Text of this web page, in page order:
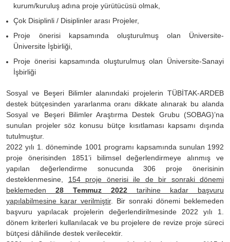
kurum/kuruluş adına proje yürütücüsü olmak,
Çok Disiplinli / Disiplinler arası Projeler,
Proje önerisi kapsamında oluşturulmuş olan Üniversite-
Üniversite İşbirliği,
Proje önerisi kapsamında oluşturulmuş olan Üniversite-Sanayi
İşbirliği
Sosyal ve Beşeri Bilimler alanındaki projelerin TÜBİTAK-ARDEB
destek bütçesinden yararlanma oranı dikkate alınarak bu alanda
Sosyal ve Beşeri Bilimler Araştırma Destek Grubu (SOBAG)’na
sunulan projeler söz konusu bütçe kısıtlaması kapsamı dışında
tutulmuştur.
2022 yılı 1. döneminde 1001 programı kapsamında sunulan 1992
proje önerisinden 1851’i bilimsel değerlendirmeye alınmış ve
yapılan değerlendirme sonucunda 306 proje önerisinin
desteklenmesine, 154 proje önerisi ile de bir sonraki dönemi
beklemeden 28 Temmuz 2022 tarihine kadar başvuru
yapılabilmesine karar verilmiştir. Bir sonraki dönemi beklemeden
başvuru yapılacak projelerin değerlendirilmesinde 2022 yılı 1.
dönem kriterleri kullanılacak ve bu projelere de revize proje süreci
bütçesi dâhilinde destek verilecektir.